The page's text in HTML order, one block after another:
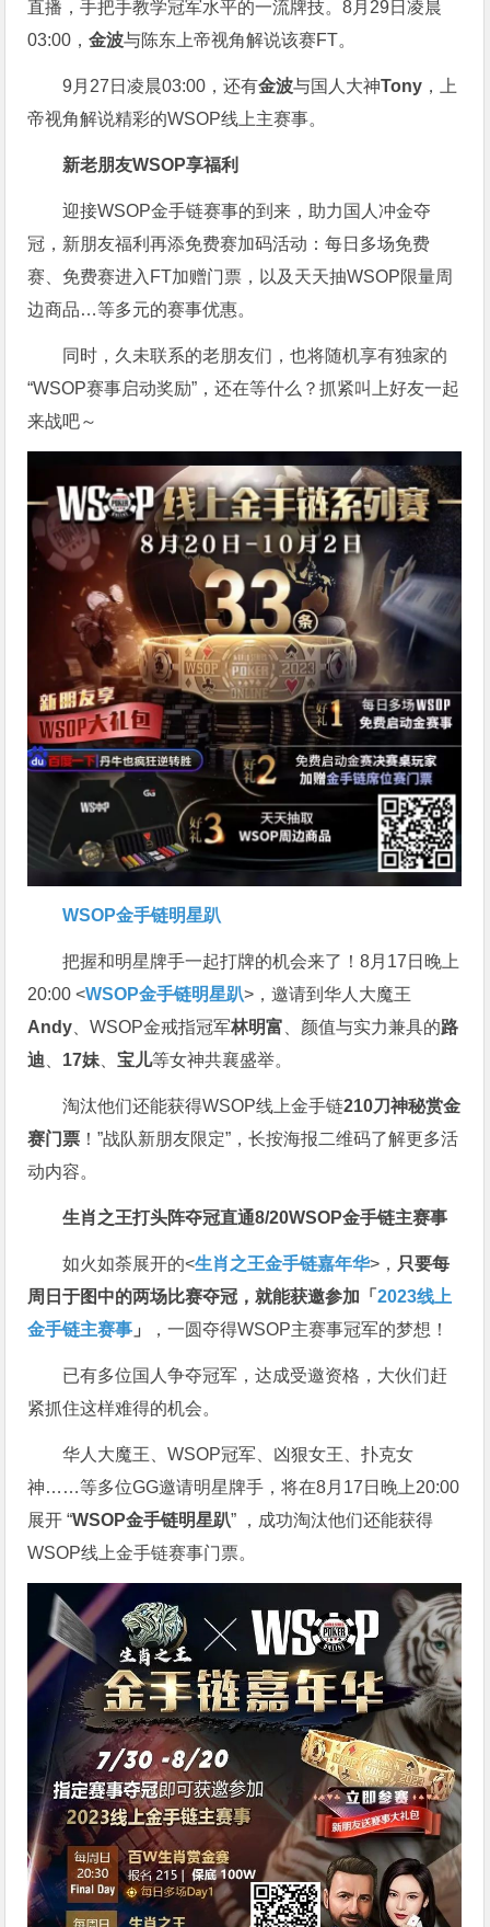
直播，手把手教学冠军水平的一流牌技。8月29日凌晨
03:00，金波与陈东上帝视角解说该赛FT。
9月27日凌晨03:00，还有金波与国人大神Tony ，上
帝视角解说精彩的WSOP线上主赛事。
新老朋友WSOP享福利
迎接WSOP金手链赛事的到来，助力国人冲金夺
冠，新朋友福利再添免费赛加码活动：每日多场免费
赛、免费赛进入FT加赠门票，以及天天抽WSOP限量周
边商品…等多元的赛事优惠。
同时，久未联系的老朋友们，也将随机享有独家的
“WSOP赛事启动奖励”，还在等什么？抓紧叫上好友一起
来战吧～
WSOP金手链明星趴
把握和明星牌手一起打牌的机会来了！8月17日晚上
20:00 <WSOP金手链明星趴>，邀请到华人大魔王
Andy 、WSOP金戒指冠军林明富 、颜值与实力兼具的路
迪
17妹 、宝儿等女神共襄盛举。
淘汰他们还能获得WSOP线上金手链210刀神秘赏金
赛门票 ！”战队新朋友限定”，长按海报二维码了解更多活
动内容。
生肖之王打头阵夺冠直通8/20WSOP金手链主赛事
如火如荼展开的<生肖之王金手链嘉年华>， 只要每
周日于图中的两场比赛夺冠，就能获邀参加「2023线上
金手链主赛事 」 ，一圆夺得WSOP主赛事冠军的梦想！
已有多位国人争夺冠军，达成受邀资格，大伙们赶
紧抓住这样难得的机会。
华人大魔王、WSOP冠军、凶狠女王、扑克女
神……等多位GG邀请明星牌手，将在8月17日晚上20:00
展开 “WSOP金手链明星趴” ，成功淘汰他们还能获得
WSOP线上金手链赛事门票。